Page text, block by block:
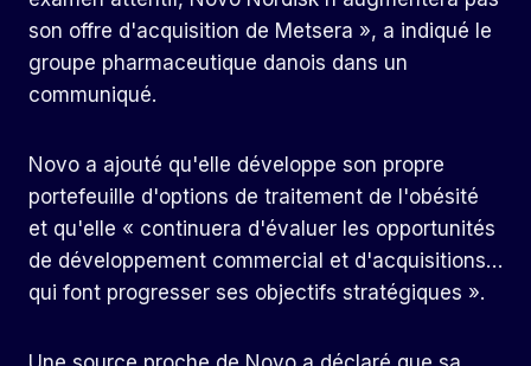
son offre d'acquisition de Metsera », a indiqué le
groupe pharmaceutique danois dans un
communiqué.
Novo a ajouté qu'elle développe son propre
portefeuille d'options de traitement de l'obésité
et qu'elle « continuera d'évaluer les opportunités
de développement commercial et d'acquisitions…
qui font progresser ses objectifs stratégiques ».